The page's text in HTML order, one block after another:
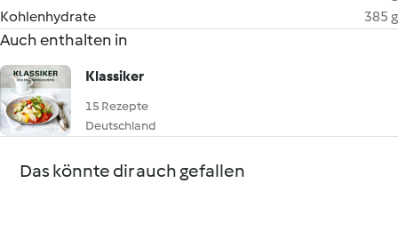
Kohlenhydrate
385 g
Auch enthalten in
Klassiker
15 Rezepte
Deutschland
Das könnte dir auch gefallen